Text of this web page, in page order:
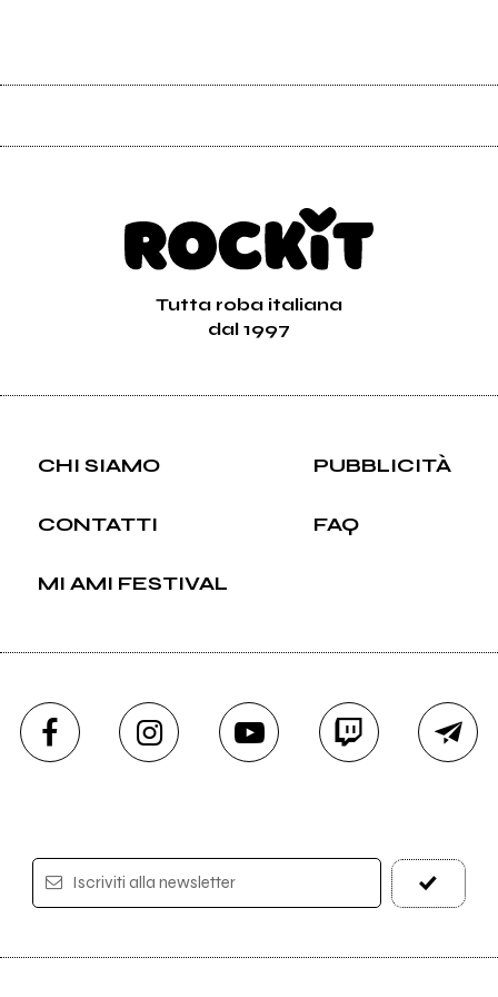
Tutta roba italiana
dal 1997
CHI SIAMO PUBBLICITÀ
CONTATTI FAQ
MI AMI FESTIVAL
Iscriviti alla newsletter